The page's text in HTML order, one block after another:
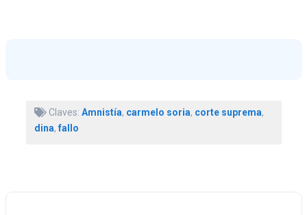
Claves: Amnistía, carmelo soria, corte suprema,
dina,fallo